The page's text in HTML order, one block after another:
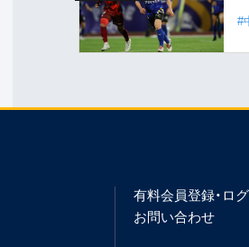
#
有料会員登録・ロ
お問い合わせ